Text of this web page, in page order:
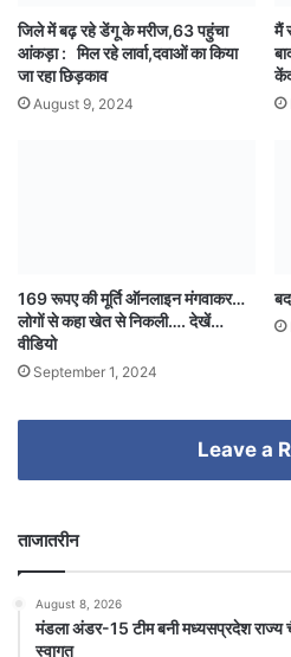
जिले में बढ़ रहे डेंगू के मरीज,63 पहुंचा
आंकड़ा : मिल रहे लार्वा,दवाओं का किया
जा रहा छिड़काव
August 9, 2024
मैं
169 रूपए की मूर्ति ऑनलाइन मंगवाकर…
लोगों से कहा खेत से निकली…. देखें…
वीडियो
September 1, 2024
Leave a
ताजातरीन
August 8, 2026
मंडला अंडर-15 टीम बनी मध्यसप्रदेश राज्य
स्वागत